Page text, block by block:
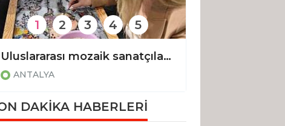
Uluslararası mozaik sanatçıları Kepez’de buluştu
ANTALYA
1 2 3 4 5
DAKİKA HABERLERİ